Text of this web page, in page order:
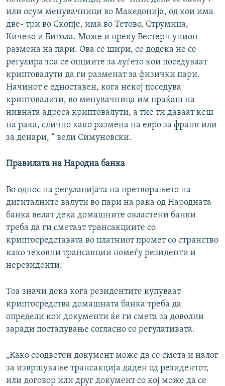
или осум менувачници во Македонија, од кои има
две- три во Скопје, има во Тетово, Струмица,
Кичево и Битола. Може и преку Вестерн унион
размена на пари. Ова се шири, се додека не се
регулира тоа се опциите за луѓето кои поседуваат
криптовалути да ги разменат за физички пари.
Начинот е едноставен, кога некој поседува
криптовалити, во менувачница им праќаш на
нивната адреса криптовалути, а тие ти даваат кеш
на рака, слично како размена на евро за франк или
за денари, “ вели Симуновски.
Правилата на Народна банка
Во однос на регулацијата на претворањето на
дигиталните валути во пари на рака од Народната
банка велат дека домашните овластени банки
треба да ги сметаат трансакциите со
криптосредставата во платниот промет со странство
како тековни трансакции помеѓу резиденти и
нерезиденти.
Тоа значи дека кога резидентите купуваат
криптосредства домашната банка треба да
определи кои документи ќе ги смета за доволни
заради постапување согласно со регулативата.
„Како соодветен документ може да се смета и налог
за извршување трансакција даден од резидентот,
или договор или друг документ со кој може да се